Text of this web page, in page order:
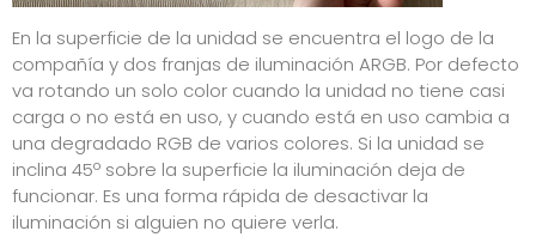
En la superficie de la unidad se encuentra el logo de la
compañía y dos franjas de iluminación ARGB. Por defecto
va rotando un solo color cuando la unidad no tiene casi
carga o no está en uso, y cuando está en uso cambia a
una degradado RGB de varios colores. Si la unidad se
inclina 45º sobre la superficie la iluminación deja de
funcionar. Es una forma rápida de desactivar la
iluminación si alguien no quiere verla.